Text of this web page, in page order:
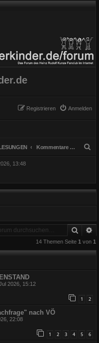
Anmelden
Registrieren
Kommentare und Anderes
13:48
Suche
14 Themen Seite 1 von 1
2026, 15:12
1 2
nach VÖ
22:08
1 2 3 4 5 6